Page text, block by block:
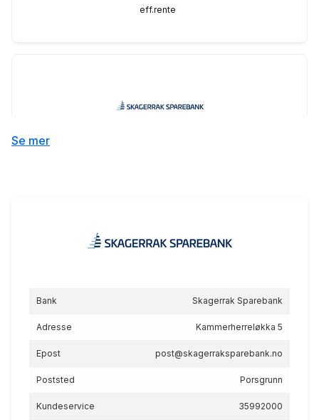
eff.rente
Boliglån 50%
Se mer
Bank Skagerrak Sparebank
Adresse Kammerherreløkka 5
Epost post@skagerraksparebank.no
Poststed Porsgrunn
Kundeservice 35992000